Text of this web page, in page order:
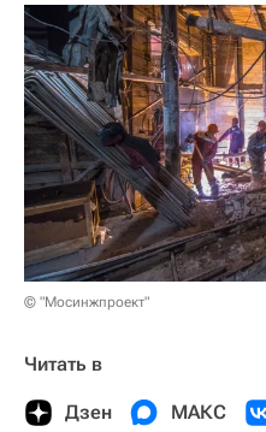
© "Мосинжпроект"
Читать в
Дзен МАКС